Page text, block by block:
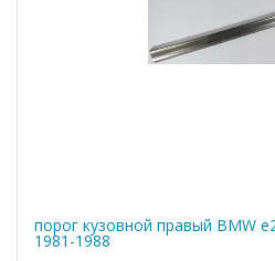
порог кузовной правый BMW
1981-1988